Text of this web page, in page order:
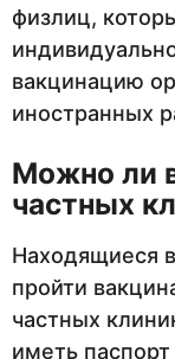
физлиц,
вакцинацию
иностранных
Можно ли
частных
Находящиеся
пройти
частных
иметь